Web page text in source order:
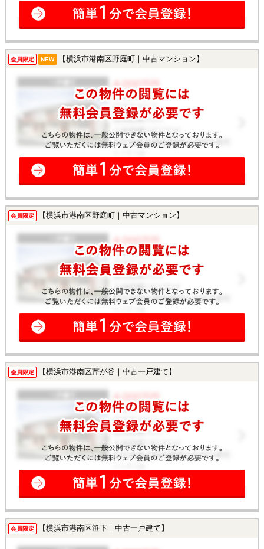
会員限定 NEW 【横浜市港南区野庭町｜中古マンション】
会員限定 【横浜市港南区野庭町｜中古マンション】
会員限定 【横浜市港南区芹が谷｜中古一戸建て】
会員限定 【横浜市港南区笹下｜中古一戸建て】